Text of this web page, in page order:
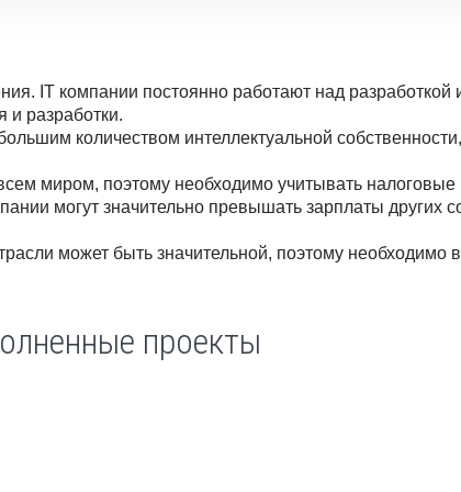
IT компании постоянно работают над разработкой
и разработки.
количеством интеллектуальной
миром, поэтому необходимо учитывать налоговые
могут значительно превышать зарплаты других
может быть значительной, поэтому необходимо
проекты